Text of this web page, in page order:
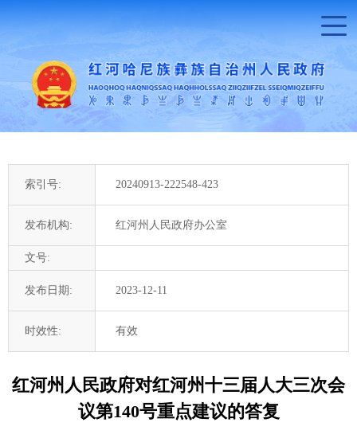
索引号: 20240913-222548-423
发布机构: 红河州人民政府办公室
文号:
发布日期: 2023-12-11
时效性: 有效
红河州人民政府对红河州十三届人大三次会
议第140号重点建议的答复